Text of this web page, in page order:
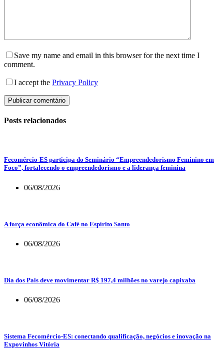
Save my name and email in this browser for the next time I
comment.
I accept the Privacy Policy
Publicar comentário
Posts relacionados
Fecomércio-ES participa do Seminário “Empreendedorismo Feminino em
Foco”, fortalecendo o empreendedorismo e a liderança feminina
06/08/2026
A força econômica do Café no Espírito Santo
06/08/2026
Dia dos Pais deve movimentar R$ 197,4 milhões no varejo capixaba
06/08/2026
Sistema Fecomércio-ES: conectando qualificação, negócios e inovação na
Expovinhos Vitória